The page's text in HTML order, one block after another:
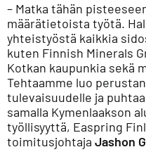
– Matka tähän
määrätietoista työtä.
yhteistyöstä kaikkia
kuten Finnish Minerals
Kotkan kaupunkia sekä
Tehtaamme luo
tulevaisuudelle ja
samalla Kymenlaakson
työllisyyttä, Easpring
toimitusjohtaja Jashon